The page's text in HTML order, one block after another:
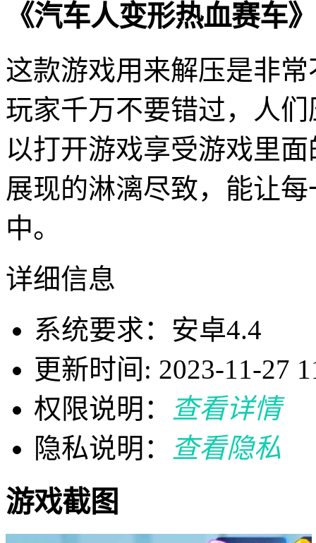
《汽车人变形热血赛车
这款游戏用来解压是非
玩家千万不要错过，人
以打开游戏享受游戏里
展现的淋漓尽致，能让
中。
详细信息
系统要求：安卓4.4
更新时间: 2023-11-27
权限说明：
查看详情
隐私说明：
查看隐私
游戏截图